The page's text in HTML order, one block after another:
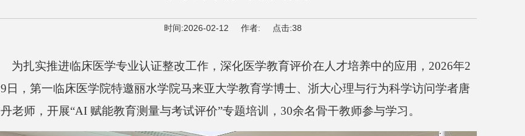
时间:2026-02-12 作者: 点击:38
为扎实推进临床医学专业认证整改工作，深化医学教育评价在人才培养中的应用， 2026年2
9 日，第一临床医学院特邀丽水学院马来亚大学教育学博士、浙大心理与行为科学访问学者唐
老师，开展“AI 赋能教育测量与考试评价”专题培训， 30余名骨干教师参与学习。